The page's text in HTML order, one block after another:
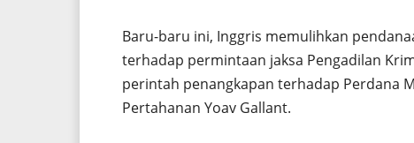
Baru-baru ini, Inggris memulihkan
terhadap permintaan jaksa Pengadilan
perintah penangkapan terhadap Perdana
Pertahanan Yoav Gallant.